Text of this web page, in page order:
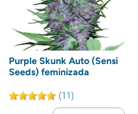
Purple Skunk Auto (Sensi
Seeds) feminizada
(11)